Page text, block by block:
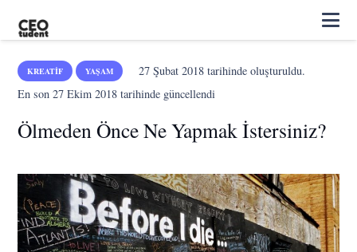
KREATIF YAŞAM 27 Şubat 2018tarihinde oluşturuldu.
En son27 Ekim 2018 tarihinde güncellendi
Ölmeden Önce Ne Yapmak İstersiniz?